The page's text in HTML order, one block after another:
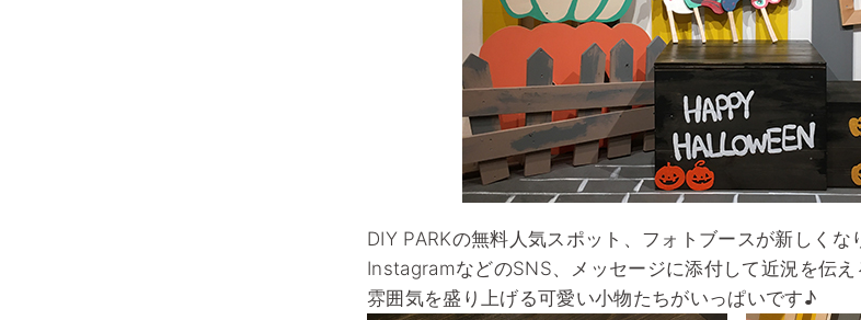
DIY PARKの無料人気スポット、フォトブースが新しくな
InstagramなどのSNS、メッセージに添付して近況を伝え
雰囲気を盛り上げる可愛い小物たちがいっぱいです♪